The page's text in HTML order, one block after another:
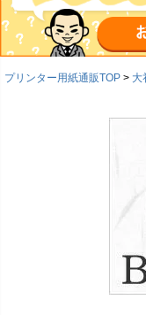
プリンター用紙通販TOP 大